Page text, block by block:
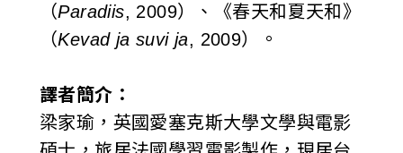
（Paradiis, 2009）、《春天和夏天和》
（Kevad ja suvi ja, 2009）。
譯者簡介：
梁家瑜，英國愛塞克斯大學文學與電影